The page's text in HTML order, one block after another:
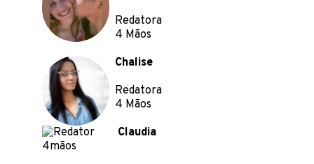
Redatora
4 Mãos
Chalise
Redatora
4 Mãos
Claudia